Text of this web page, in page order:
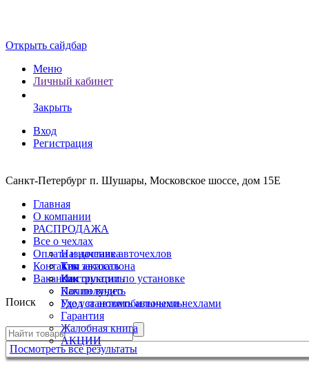
Открыть сайдбар
Меню
Личный кабинет
Закрыть
Вход
Регистрация
Санкт-Петербург п. Шушары, Московское шоссе, дом 15Е
Главная
О компании
РАСПРОДАЖА
Все о чехлах
Назначение авточехлов
Тип автосалона
Инструкции по установке
Почин видео
Уход за автомобильными чехлами
Оплата и доставка
Как заказать
Как оплатить
Как получить
Где установить авточехлы
Гарантия
Жалобная книга
АКЦИИ
Контакты
Вакансии
Поиск
Посмотреть все результаты